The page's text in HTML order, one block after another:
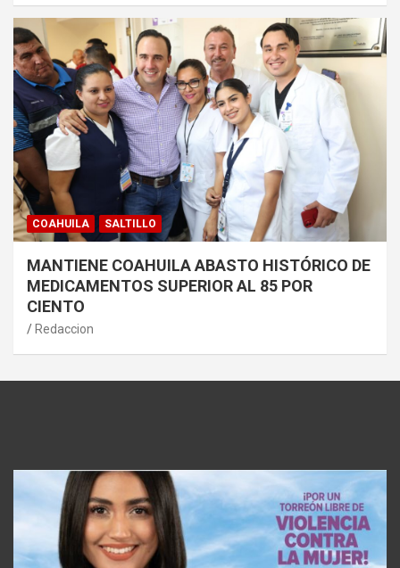
COAHUILA SALTILLO
MANTIENE COAHUILA ABASTO HISTÓRICO DE
MEDICAMENTOS SUPERIOR AL 85 POR
CIENTO
Redaccion